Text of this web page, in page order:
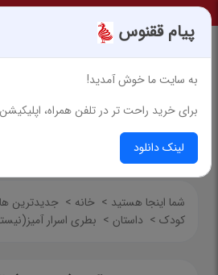
شما اینجا هستید > خانه > جدیدترین ها
کودک > داستان > بطری اسرار
پیام ققنوس
به سایت ما خوش آمدید!
برای خرید راحت تر در تلفن همراه،
لینک دانلود